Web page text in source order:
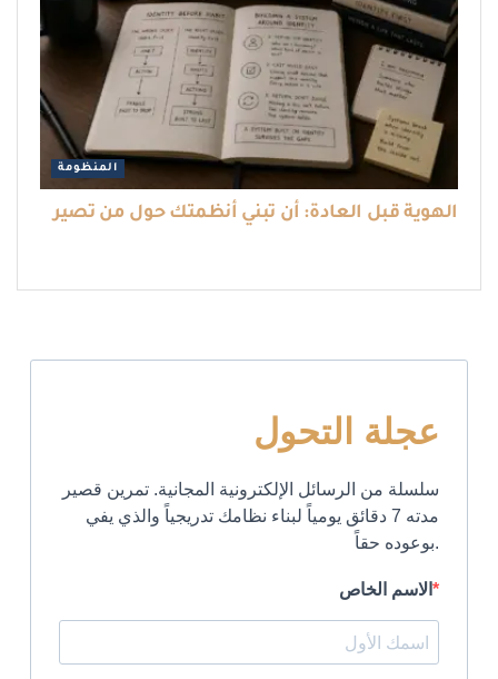
المنظومة
الهوية قبل العادة: أن تبني أنظمتك حول من تصير
عجلة التحول
سلسلة من الرسائل الإلكترونية المجانية. تمرين قصير
مدته 7 دقائق يومياً لبناء نظامك تدريجياً والذي يفي
بوعوده حقاً.
الاسم الخاص